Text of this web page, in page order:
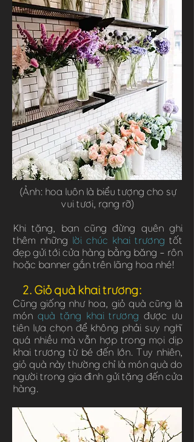
(Ảnh: hoa luôn là biểu tượng cho sự
vui tươi, rạng rỡ)
Khi tặng, bạn cũng đừng quên ghi
thêm những lời chúc khai trương tốt
đẹp gửi tới cửa hàng bằng băng – rôn
hoặc banner gắn trên lãng hoa nhé!
2. Giỏ quà khai trương:
Cũng giống như hoa, giỏ quà cũng là
món quà tặng khai trương được ưu
tiên lựa chọn để không phải suy nghĩ
quá nhiều mà vẫn hợp trong mọi dịp
khai trương từ bé đến lớn. Tuy nhiên,
giỏ quà này thường chỉ là món quà do
người trong gia đình gửi tặng đến cửa
hàng.